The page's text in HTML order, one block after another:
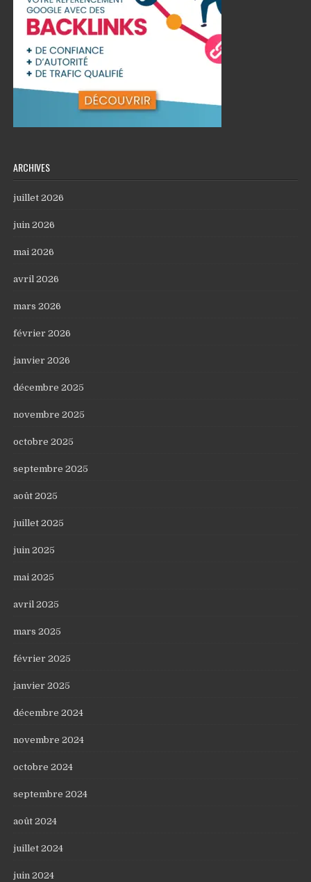
ARCHIVES
juillet 2026
juin 2026
mai 2026
avril 2026
mars 2026
février 2026
janvier 2026
décembre 2025
novembre 2025
octobre 2025
septembre 2025
août 2025
juillet 2025
juin 2025
mai 2025
avril 2025
mars 2025
février 2025
janvier 2025
décembre 2024
novembre 2024
octobre 2024
septembre 2024
août 2024
juillet 2024
juin 2024